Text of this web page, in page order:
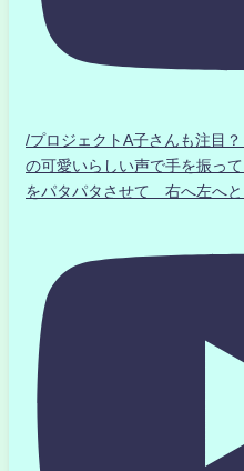
/プロジェクトA子さんも注
の可愛いらしい声で手を振っ
をパタパタさせて 右へ左へと